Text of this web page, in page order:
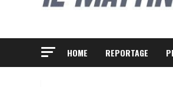
HOME REPORTAGE